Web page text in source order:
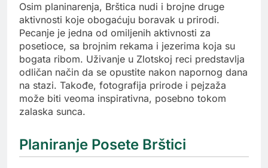
Osim planinarenja, Brštica nudi i brojne druge
aktivnosti koje obogaćuju boravak u prirodi.
Pecanje je jedna od omiljenih aktivnosti za
posetioce, sa brojnim rekama i jezerima koja su
bogata ribom. Uživanje u Zlotskoj reci predstavlja
odličan način da se opustite nakon napornog dana
na stazi. Takođe, fotografija prirode i pejzaža
može biti veoma inspirativna, posebno tokom
zalaska sunca.
Planiranje Posete Brštici